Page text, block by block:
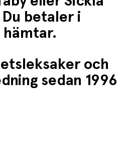
betaler i
hämtar.
och
sedan 1996